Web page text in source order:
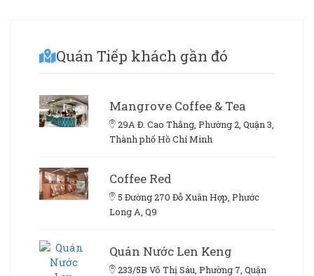
Quán Tiếp khách gần đó
Mangrove Coffee & Tea
29A Đ. Cao Thắng, Phường 2, Quận 3,
Thành phố Hồ Chí Minh
Coffee Red
5 Đường 270 Đỗ Xuân Hợp, Phước
Long A, Q9
Quán Nước Len Keng
233/5B Võ Thị Sáu, Phường 7, Quận